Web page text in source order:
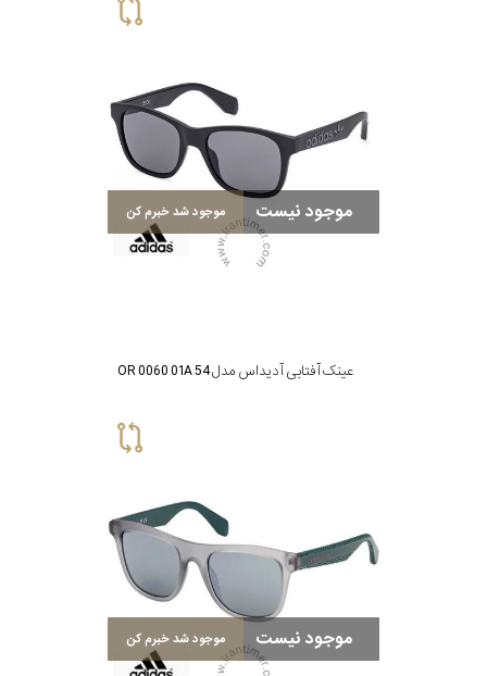
موجود نیست موجود شد خبرم کن
عینک آفتابی آدیداس مدل OR 0060 01A 54
موجود نیست موجود شد خبرم کن